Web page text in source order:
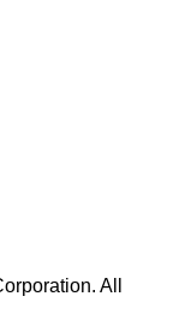
All